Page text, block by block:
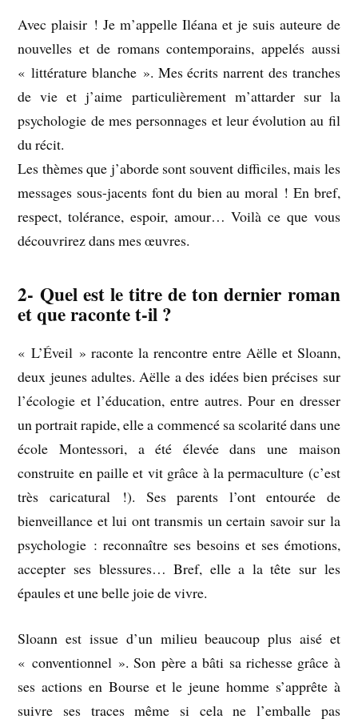
Avec plaisir ! Je m’appelle Iléana et je suis auteure de
nouvelles et de romans contemporains, appelés aussi
« littérature blanche ». Mes écrits narrent des tranches
de vie et j’aime particulièrement m’attarder sur la
psychologie de mes personnages et leur évolution au fil
du récit.
Les thèmes que j’aborde sont souvent difficiles, mais les
messages sous-jacents font du bien au moral ! En bref,
respect, tolérance, espoir, amour… Voilà ce que vous
découvrirez dans mes œuvres.
2- Quel est le titre de ton dernier roman
et que raconte t-il ?
« L’Éveil » raconte la rencontre entre Aëlle et Sloann,
deux jeunes adultes. Aëlle a des idées bien précises sur
l’écologie et l’éducation, entre autres. Pour en dresser
un portrait rapide, elle a commencé sa scolarité dans une
école Montessori, a été élevée dans une maison
construite en paille et vit grâce à la permaculture (c’est
très caricatural !). Ses parents l’ont entourée de
bienveillance et lui ont transmis un certain savoir sur la
psychologie : reconnaître ses besoins et ses émotions,
accepter ses blessures… Bref, elle a la tête sur les
épaules et une belle joie de vivre.
Sloann est issue d’un milieu beaucoup plus aisé et
« conventionnel ». Son père a bâti sa richesse grâce à
ses actions en Bourse et le jeune homme s’apprête à
suivre ses traces même si cela ne l’emballe pas